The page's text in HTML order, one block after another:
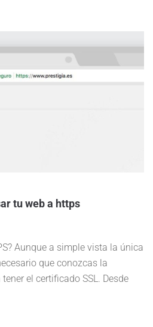
tu web a https
Aunque a simple vista la única
que conozcas la
el certificado SSL. Desde